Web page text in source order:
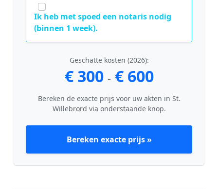
Ik heb met spoed een notaris nodig
(binnen 1 week).
Geschatte kosten (2026):
€ 300 - € 600
Bereken de exacte prijs voor uw akten in St.
Willebrord via onderstaande knop.
Bereken exacte prijs »